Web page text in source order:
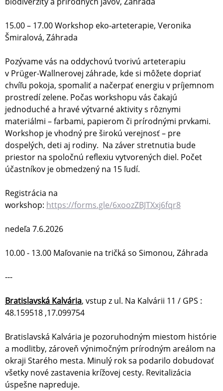
15.00 – 17.00 Workshop eko-arteterapie, Veronika
Šmiralová, Záhrada
Pozývame vás na oddychovú tvorivú arteterapiu
v Prüger-Wallnerovej záhrade, kde si môžete dopriať
chvíľu pokoja, spomaliť a načerpať energiu v príjemnom
prostredí zelene. Počas workshopu vás čakajú
jednoduché a hravé výtvarné aktivity s rôznymi
materiálmi – farbami, papierom či prírodnými prvkami.
Workshop je vhodný pre širokú verejnosť – pre
dospelých, deti aj rodiny. Na záver stretnutia bude
priestor na spoločnú reflexiu vytvorených diel. Počet
účastníkov je obmedzený na 15 ľudí.
Registrácia na
workshop: https://forms.gle/6xoozZBJTXxj6fqr8
nedeľa 7.6.2026
10.00 - 13.00 Maľovanie na tričká so Simonou, Záhrada
---
Bratislavská Kalvária, vstup z ul. Na Kalvárii 11 / GPS :
48.159518 ,17.099754
Bratislavská Kalvária je pozoruhodným miestom histórie
a modlitby, zároveň výnimočným prírodným areálom na
okraji Starého mesta. Minulý rok sa podarilo dobudovať
všetky nové zastavenia krížovej cesty. Revitalizácia
úspešne napreduje.